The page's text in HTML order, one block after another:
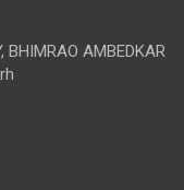
BHIMRAO AMBEDKAR